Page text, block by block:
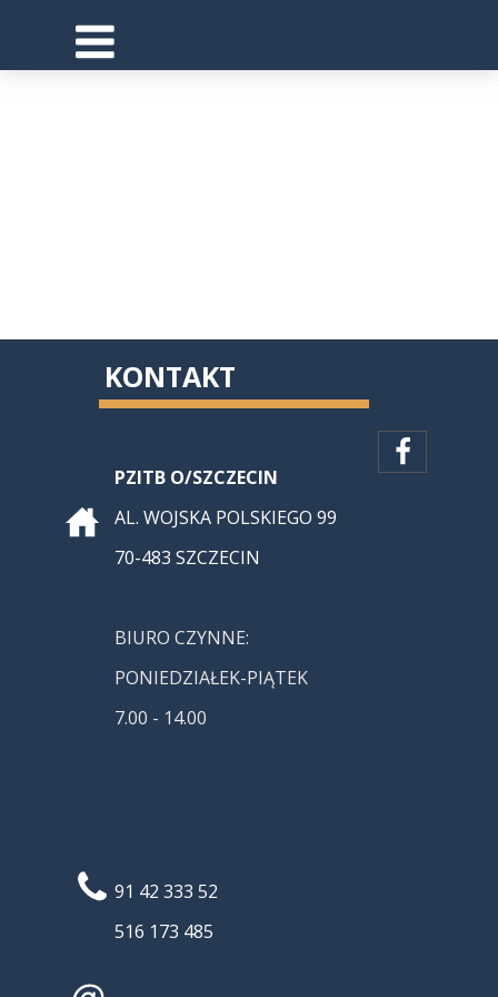
KONTAKT
PZITB O/SZCZECIN
AL. WOJSKA POLSKIEGO 99
70-483 SZCZECIN
BIURO CZYNNE:
PONIEDZIAŁEK-PIĄTEK
7.00 - 14.00
91 42 333 52
516 173 485